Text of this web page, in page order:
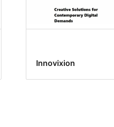
Innovixion